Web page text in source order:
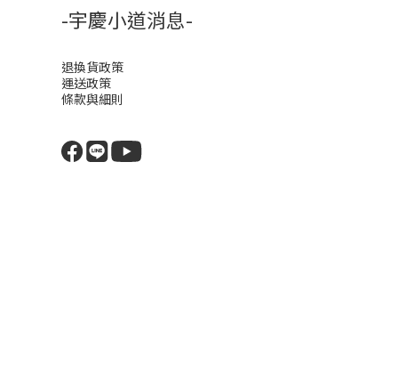
-宇慶小道消息-
退換貨政策
運送政策
條款與細則